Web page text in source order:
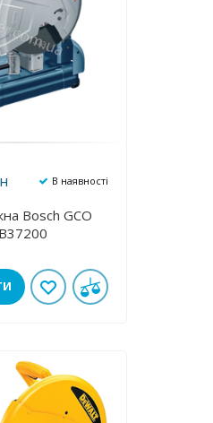
В наявності
Bosch GCO